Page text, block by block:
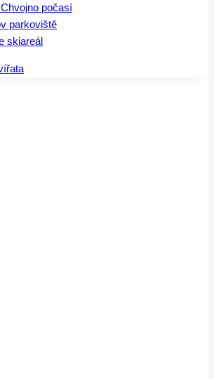
počasí
parkoviště
skiareál